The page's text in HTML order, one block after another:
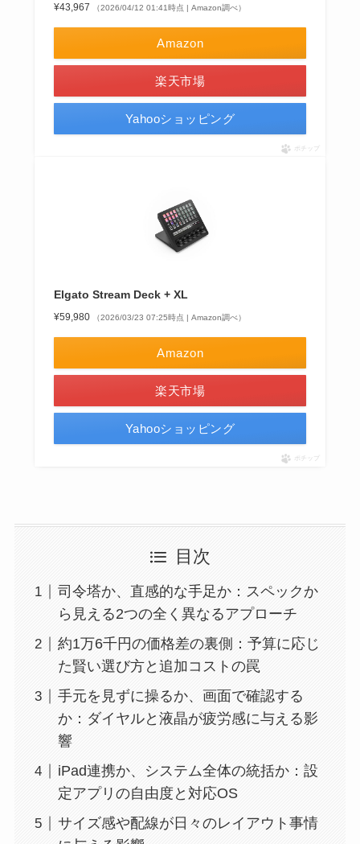
¥43,967 （2026/04/12 01:41時点 | Amazon調べ）
Amazon
楽天市場
Yahooショッピング
ポチップ
Elgato Stream Deck + XL
¥59,980 （2026/03/23 07:25時点 | Amazon調べ）
Amazon
楽天市場
Yahooショッピング
ポチップ
目次
司令塔か、直感的な手足か：スペックか
ら見える2つの全く異なるアプローチ
約1万6千円の価格差の裏側：予算に応じ
た賢い選び方と追加コストの罠
手元を見ずに操るか、画面で確認する
か：ダイヤルと液晶が疲労感に与える影
響
iPad連携か、システム全体の統括か：設
定アプリの自由度と対応OS
サイズ感や配線が日々のレイアウト事情